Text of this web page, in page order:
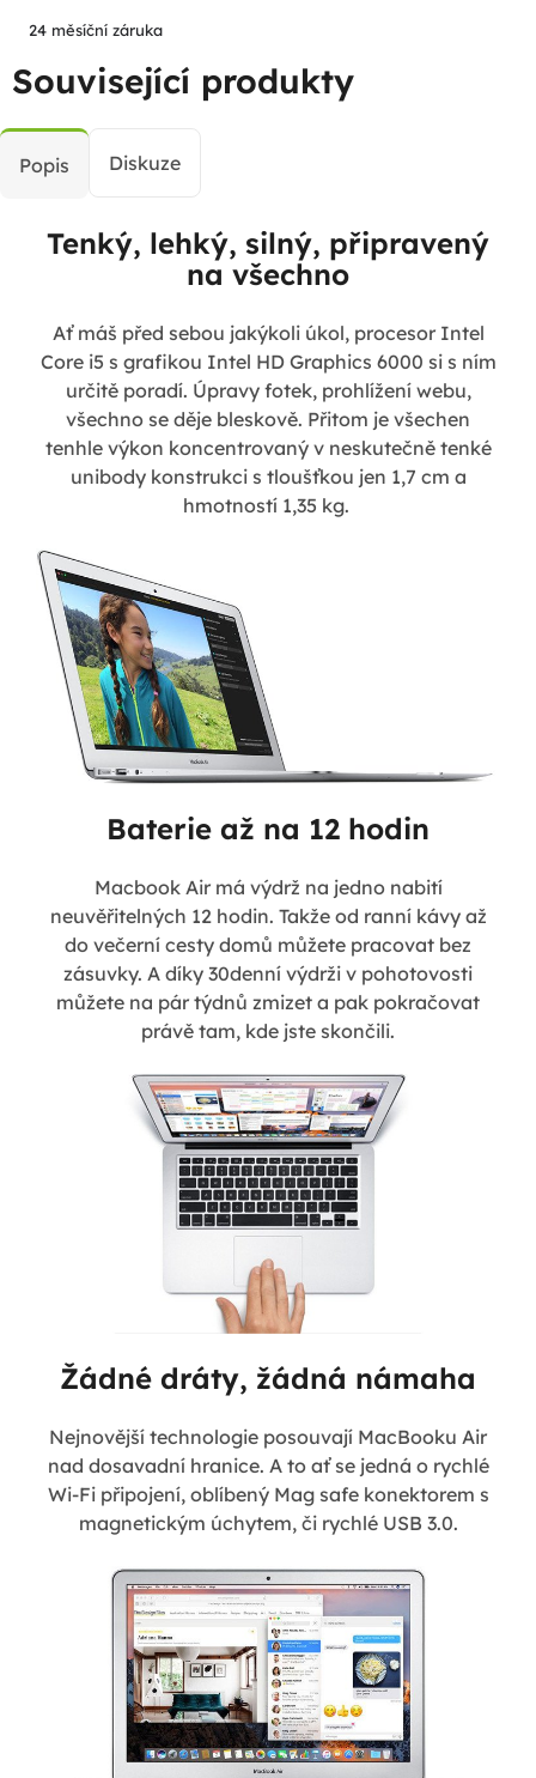
24 měsíční záruka
Související produkty
Popis Diskuze
Tenký, lehký, silný, připravený
na všechno
Ať máš před sebou jakýkoli úkol, procesor Intel
Core i5 s grafikou Intel HD Graphics 6000 si s ním
určitě poradí. Úpravy fotek, prohlížení webu,
všechno se děje bleskově. Přitom je všechen
tenhle výkon koncentrovaný v neskutečně tenké
unibody konstrukci s tloušťkou jen 1,7 cm a
hmotností 1,35 kg.
Baterie až na 12 hodin
Macbook Air má výdrž na jedno nabití
neuvěřitelných 12 hodin. Takže od ranní kávy až
do večerní cesty domů můžete pracovat bez
zásuvky. A díky 30denní výdrži v pohotovosti
můžete na pár týdnů zmizet a pak pokračovat
právě tam, kde jste skončili.
Žádné dráty, žádná námaha
Nejnovější technologie posouvají MacBooku Air
nad dosavadní hranice. A to ať se jedná o rychlé
Wi-Fi připojení, oblíbený Mag safe konektorem s
magnetickým úchytem, či rychlé USB 3.0.